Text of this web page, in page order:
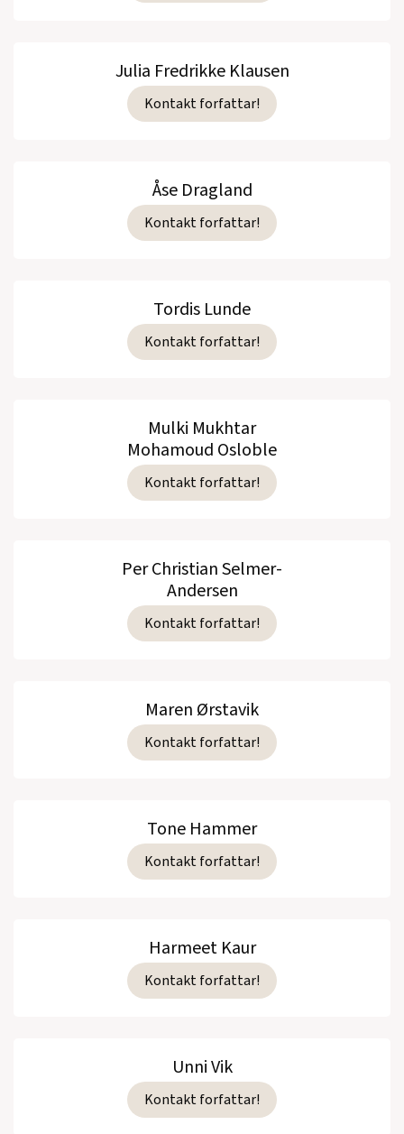
Julia Fredrikke Klausen
Kontakt forfattar!
Åse Dragland
Kontakt forfattar!
Tordis Lunde
Kontakt forfattar!
Mulki Mukhtar
Mohamoud Osloble
Kontakt forfattar!
Per Christian Selmer-
Andersen
Kontakt forfattar!
Maren Ørstavik
Kontakt forfattar!
Tone Hammer
Kontakt forfattar!
Harmeet Kaur
Kontakt forfattar!
Unni Vik
Kontakt forfattar!